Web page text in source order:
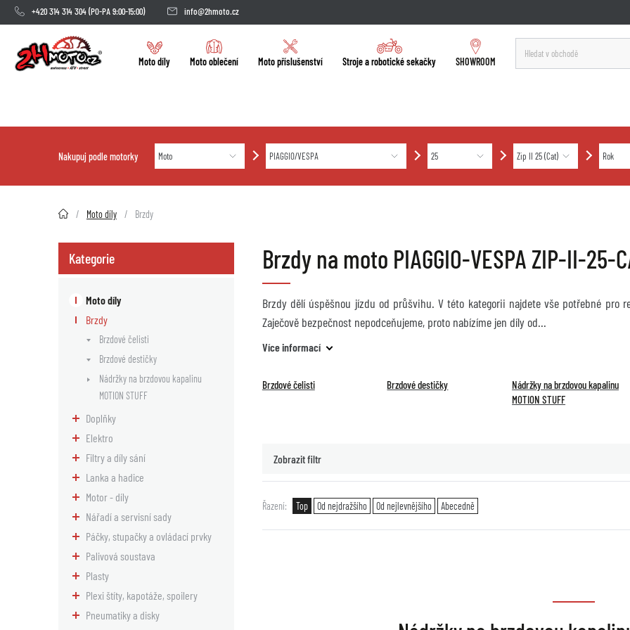
+420 314 314 304(PO-PA 9:00-15:00) info@2hmoto.cz
Moto díly Moto oblečení Moto příslušenství Stroje a robotické sekačky SHOWROOM
Nakupuj podle motorky
2HMOTO.cz Moto díly Brzdy
Kategorie
Moto díly
Brzdy
Brzdové čelisti
Brzdové destičky
Nádržky na brzdovou kapalinu
MOTION STUFF
Doplňky
Elektro
Filtry a díly sání
Lanka a hadice
Motor - díly
Nářadí a servisní sady
Páčky, stupačky a ovládací prvky
Palivová soustava
Plasty
Plexi štíty, kapotáže, spoilery
Pneumatiky a disky
Brzdy na moto PIAGGIO-VESPA ZIP-II-25-
Brzdy dělí úspěšnou jízdu od průšvihu. V této kategorii najdete vše potřebné pro
Zaječově bezpečnost nepodceňujeme, proto nabízíme jen díly od
Více informací
Brzdové čelisti Brzdové destičky
Nádržky na brzdovou kapalinu
MOTION STUFF
Zobrazit filtr
Řazení Top Od nejdražšího Od nejlevnějšího Abecedně